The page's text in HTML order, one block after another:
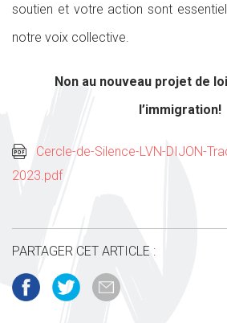
soutien et votre action sont
notre voix collective.
Non au nouveau projet de
l’immigration!
Cercle-de-Silence-LVN-DIJON-
2023.pdf
PARTAGER CET ARTICLE :